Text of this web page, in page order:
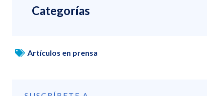
Categorías
Artículos en prensa